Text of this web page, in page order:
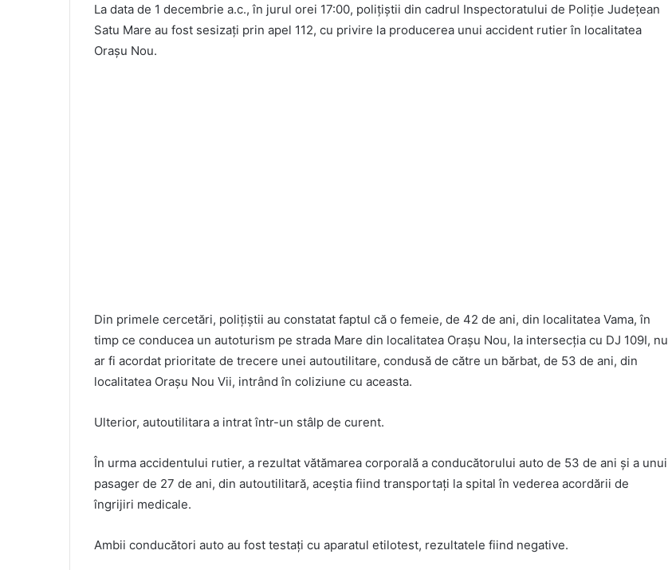
La data de 1 decembrie a.c., în jurul orei 17:00, polițiștii din cadrul Inspectoratului de Poliție Județean
Satu Mare au fost sesizați prin apel 112, cu privire la producerea unui accident rutier în localitatea
Orașu Nou.
Din primele cercetări, polițiștii au constatat faptul că o femeie, de 42 de ani, din localitatea Vama, în
timp ce conducea un autoturism pe strada Mare din localitatea Orașu Nou, la intersecția cu DJ 109I, nu
ar fi acordat prioritate de trecere unei autoutilitare, condusă de către un bărbat, de 53 de ani, din
localitatea Orașu Nou Vii, intrând în coliziune cu aceasta.
Ulterior, autoutilitara a intrat într-un stâlp de curent.
În urma accidentului rutier, a rezultat vătămarea corporală a conducătorului auto de 53 de ani și a unui
pasager de 27 de ani, din autoutilitară, aceștia fiind transportați la spital în vederea acordării de
îngrijiri medicale.
Ambii conducători auto au fost testați cu aparatul etilotest, rezultatele fiind negative.